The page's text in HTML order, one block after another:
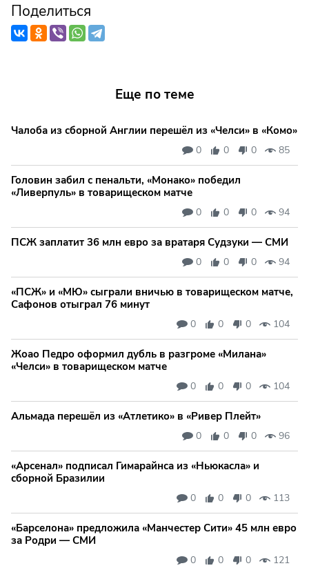
Поделиться
Еще по теме
Чалоба из сборной Англии перешёл из «Челси» в «Комо»
0 0 0 85
Головин забил с пенальти, «Монако» победил
«Ливерпуль» в товарищеском матче
0 0 0 94
ПСЖ заплатит 36 млн евро за вратаря Судзуки — СМИ
0 0 0 94
«ПСЖ» и «МЮ» сыграли вничью в товарищеском матче,
Сафонов отыграл 76 минут
0 0 0 104
Жоао Педро оформил дубль в разгроме «Милана»
«Челси» в товарищеском матче
0 0 0 104
Альмада перешёл из «Атлетико» в «Ривер Плейт»
0 0 0 96
«Арсенал» подписал Гимарайнса из «Ньюкасла» и
сборной Бразилии
0 0 0 113
«Барселона» предложила «Манчестер Сити» 45 млн евро
за Родри — СМИ
0 0 0 121